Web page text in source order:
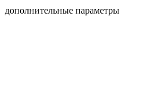
дополнительные параметры